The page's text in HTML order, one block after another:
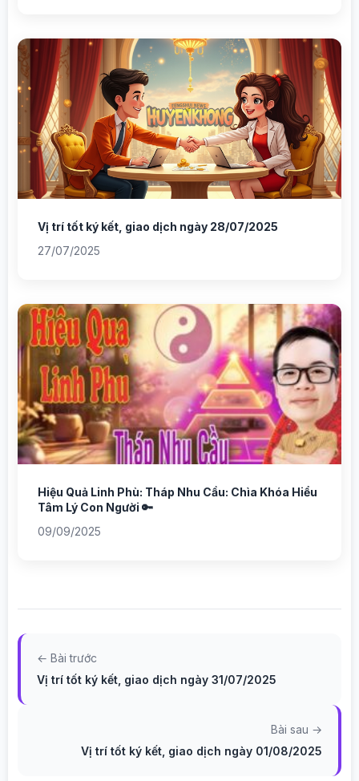
Vị trí tốt ký kết, giao dịch ngày 28/07/2025
27/07/2025
Hiệu Quả Linh Phù: Tháp Nhu Cầu: Chìa Khóa Hiểu
Tâm Lý Con Người 🔑
09/09/2025
← Bài trước
Vị trí tốt ký kết, giao dịch ngày 31/07/2025
Bài sau →
Vị trí tốt ký kết, giao dịch ngày 01/08/2025